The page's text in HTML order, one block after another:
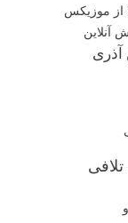
از موزیکس
آنلاین
آذری